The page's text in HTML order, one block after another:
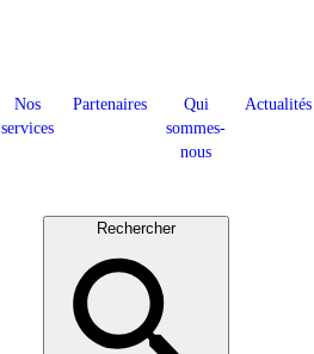
Nos
services
Partenaires
Qui
sommes-
nous
Actualités
Rechercher